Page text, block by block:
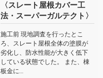
〈スレート屋根カバー工
法・スーパーガルテクト〉
施工前 現地調査を行ったとこ
ろ、スレート屋根全体の塗膜が
劣化し、防水性能が大きく低下
している状態でした。 また、棟
板金に...